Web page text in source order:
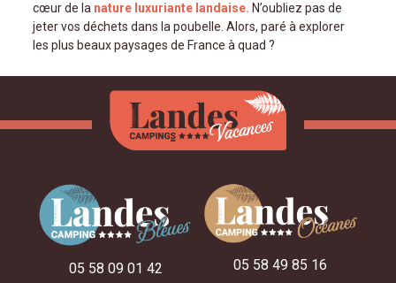
cœur de la nature luxuriante landaise. N’oubliez pas de
jeter vos déchets dans la poubelle. Alors, paré à explorer
les plus beaux paysages de France à quad ?
05 58 09 01 42 05 58 49 85 16